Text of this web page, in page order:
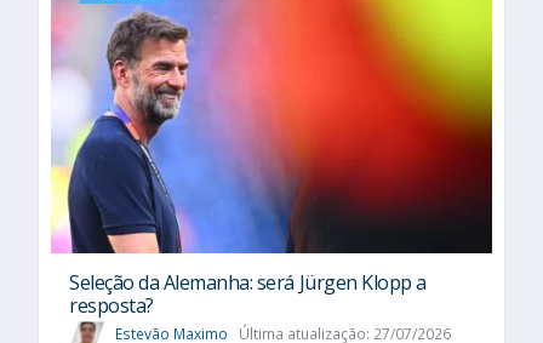
Seleção da Alemanha: será Jürgen Klopp a
resposta?
Estevão Maximo Última atualização: 27/07/2026